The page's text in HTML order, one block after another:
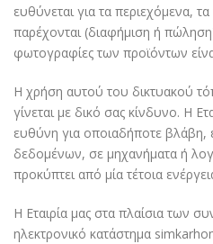
ευθύνεται για τα περιεχόμενα,
παρέχονται (διαφήμιση ή
φωτογραφίες των προϊόντων
Η χρήση αυτού του δικτυακού
γίνεται με δικό σας κίνδυνο. Η
ευθύνη για οποιαδήποτε βλάβη,
δεδομένων, σε μηχανήματα ή
προκύπτει από μία τέτοια
Η Εταιρία μας στα πλαίσια των
ηλεκτρονικό κατάστημα